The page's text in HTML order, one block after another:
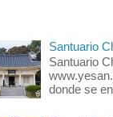
Santuario
Santuario
donde se